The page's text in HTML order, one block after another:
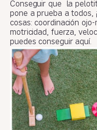
Conseguir que la
pone a prueba a todos,
cosas: coordinación
motricidad, fuerza,
puedes conseguir aquí.